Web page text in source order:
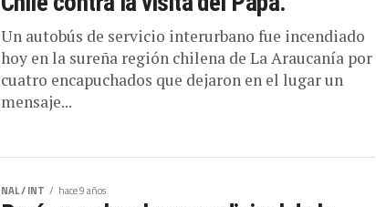
Un autobús de servicio interurbano fue incendiado
hoy en la sureña región chilena de La Araucanía por
cuatro encapuchados que dejaron en el lugar un
mensaje...
Perú aprueba el uso medicinal de la
marihuana.